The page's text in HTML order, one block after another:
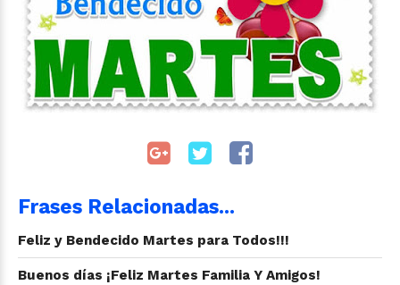
Frases Relacionadas...
Feliz y Bendecido Martes para Todos!!!
Buenos días ¡Feliz Martes Familia Y Amigos!